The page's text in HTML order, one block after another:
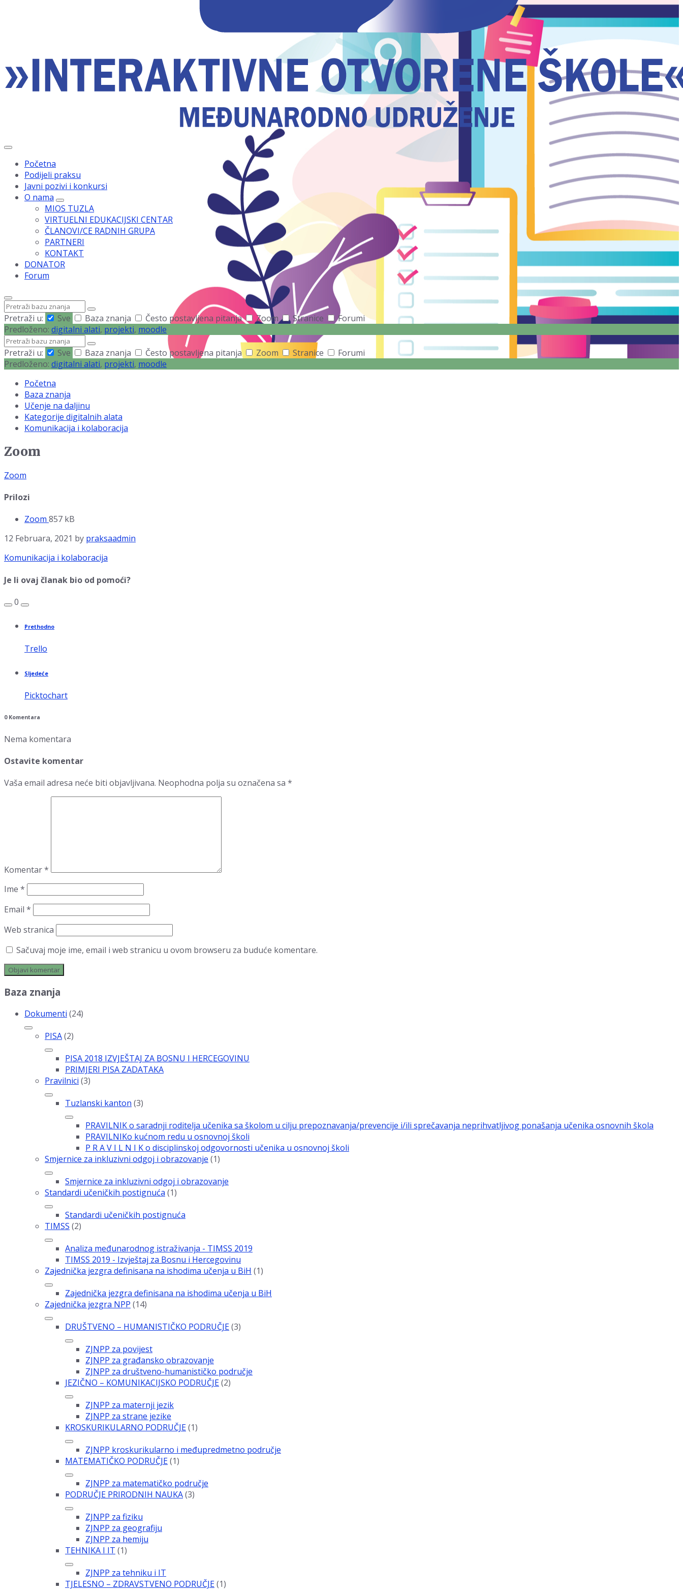
Početna
Podijeli praksu
Javni pozivi i konkursi
O nama
MIOS TUZLA
VIRTUELNI EDUKACIJSKI CENTAR
ČLANOVI/CE RADNIH GRUPA
PARTNERI
KONTAKT
DONATOR
Forum
Traži
Pretraži u:
Sve Baza znanja Često postavljena pitanja Zoom Stranice
Forumi
Predloženo: digitalni alati, projekti, moodle
Traži
Pretraži u:
Sve Baza znanja Često postavljena pitanja Zoom Stranice
Forumi
Predloženo: digitalni alati, projekti, moodle
Početna
Baza znanja
Učenje na daljinu
Kategorije digitalnih alata
Komunikacija i kolaboracija
Zoom
Zoom
Prilozi
Zoom File
pdf
File
857 kB
12 Februara, 2021 by praksaadmin
Kategorija:
Komunikacija i kolaboracija
Je li ovaj članak bio od pomoći?
0
Prethodno
Trello
Sljedeće
Picktochart
0 Komentara
Nema komentara
Ostavite komentar
Vaša email adresa neće biti objavljivana. Neophodna polja su označena sa *
Komentar*
Ime *
Email *
Web stranica
Sačuvaj moje ime, email i web stranicu u ovom browseru za buduće komentare.
Baza znanja
Dokumenti (24)
PISA(2)
PISA 2018 IZVJEŠTAJ ZA BOSNU I HERCEGOVINU
PRIMJERI PISA ZADATAKA
Pravilnici (3)
Tuzlanski kanton (3)
PRAVILNIK o saradnji roditelja učenika sa školom u cilju prepoznavanja/prevencije i/ili sprečavanja neprihvatljivog ponašanja učenika osnovnih škola
PRAVILNIKo kućnom redu u osnovnoj školi
P R A V I L N I K o disciplinskoj odgovornosti učenika u osnovnoj školi
Smjernice za inkluzivni odgoj i obrazovanje (1)
Smjernice za inkluzivni odgoj i obrazovanje
Standardi učeničkih postignuća (1)
Standardi učeničkih postignuća
TIMSS (2)
Analiza međunarodnog istraživanja - TIMSS 2019
TIMSS 2019 - Izvještaj za Bosnu i Hercegovinu
Zajednička jezgra definisana na ishodima učenja u BiH (1)
Zajednička jezgra definisana na ishodima učenja u BiH
Zajednička jezgra NPP (14)
DRUŠTVENO – HUMANISTIČKO PODRUČJE(3)
ZJNPP za povijest
ZJNPP za građansko obrazovanje
ZJNPP za društveno-humanističko područje
JEZIČNO – KOMUNIKACIJSKO PODRUČJE(2)
ZJNPP za maternji jezik
ZJNPP za strane jezike
KROSKURIKULARNO PODRUČJE(1)
ZJNPP kroskurikularno i međupredmetno područje
MATEMATIČKO PODRUČJE(1)
ZJNPP za matematičko područje
PODRUČJE PRIRODNIH NAUKA(3)
ZJNPP za fiziku
ZJNPP za geografiju
ZJNPP za hemiju
TEHNIKA I IT (1)
ZJNPP za tehniku i IT
TJELESNO – ZDRAVSTVENO PODRUČJE(1)